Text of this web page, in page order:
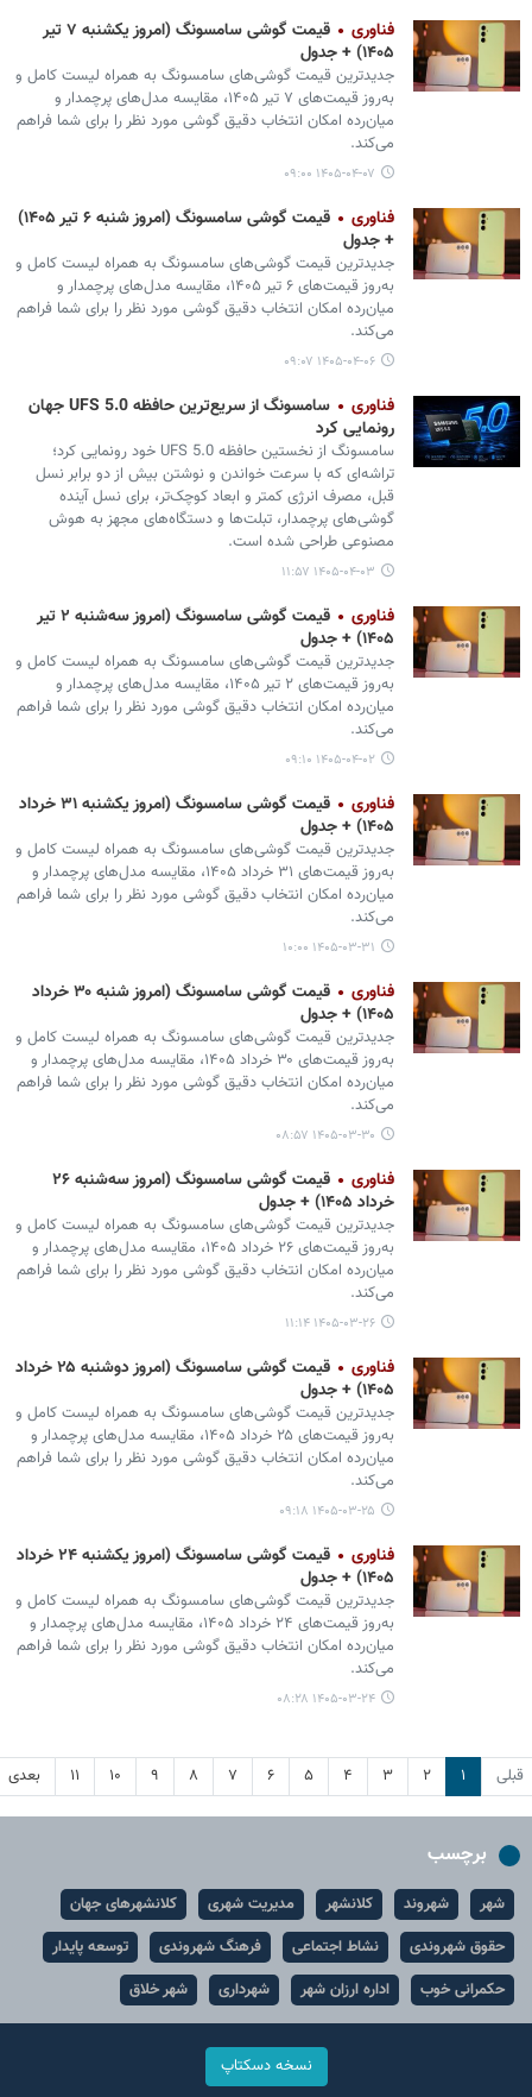
فناوری
قیمت گوشی سامسونگ (امروز یکشنبه ۷ تیر
۱۴۰۵) + جدول
جدیدترین قیمت گوشی‌های سامسونگ به همراه لیست کامل و
به‌روز قیمت‌های ۷ تیر ۱۴۰۵، مقایسه مدل‌های پرچمدار و
میان‌رده امکان انتخاب دقیق گوشی مورد نظر را برای شما فراهم
می‌کند.
۱۴۰۵-۰۴-۰۷ ۰۹:۰۰
فناوری
قیمت گوشی سامسونگ (امروز شنبه ۶ تیر ۱۴۰۵)
+ جدول
جدیدترین قیمت گوشی‌های سامسونگ به همراه لیست کامل و
به‌روز قیمت‌های ۶ تیر ۱۴۰۵، مقایسه مدل‌های پرچمدار و
میان‌رده امکان انتخاب دقیق گوشی مورد نظر را برای شما فراهم
می‌کند.
۱۴۰۵-۰۴-۰۶ ۰۹:۰۷
فناوری
سامسونگ از سریع‌ترین حافظه UFS 5.0 جهان
رونمایی کرد
سامسونگ از نخستین حافظه UFS 5.0 خود رونمایی کرد؛
تراشه‌ای که با سرعت خواندن و نوشتن بیش از دو برابر نسل
قبل، مصرف انرژی کمتر و ابعاد کوچک‌تر، برای نسل آینده
گوشی‌های پرچمدار، تبلت‌ها و دستگاه‌های مجهز به هوش
مصنوعی طراحی شده است.
۱۴۰۵-۰۴-۰۳ ۱۱:۵۷
فناوری
قیمت گوشی سامسونگ (امروز سه‌شنبه ۲ تیر
۱۴۰۵) + جدول
جدیدترین قیمت گوشی‌های سامسونگ به همراه لیست کامل و
به‌روز قیمت‌های ۲ تیر ۱۴۰۵، مقایسه مدل‌های پرچمدار و
میان‌رده امکان انتخاب دقیق گوشی مورد نظر را برای شما فراهم
می‌کند.
۱۴۰۵-۰۴-۰۲ ۰۹:۱۰
فناوری
قیمت گوشی سامسونگ (امروز یکشنبه ۳۱ خرداد
۱۴۰۵) + جدول
جدیدترین قیمت گوشی‌های سامسونگ به همراه لیست کامل و
به‌روز قیمت‌های ۳۱ خرداد ۱۴۰۵، مقایسه مدل‌های پرچمدار و
میان‌رده امکان انتخاب دقیق گوشی مورد نظر را برای شما فراهم
می‌کند.
۱۴۰۵-۰۳-۳۱ ۱۰:۰۰
فناوری
قیمت گوشی سامسونگ (امروز شنبه ۳۰ خرداد
۱۴۰۵) + جدول
جدیدترین قیمت گوشی‌های سامسونگ به همراه لیست کامل و
به‌روز قیمت‌های ۳۰ خرداد ۱۴۰۵، مقایسه مدل‌های پرچمدار و
میان‌رده امکان انتخاب دقیق گوشی مورد نظر را برای شما فراهم
می‌کند.
۱۴۰۵-۰۳-۳۰ ۰۸:۵۷
فناوری
قیمت گوشی سامسونگ (امروز سه‌شنبه ۲۶
خرداد ۱۴۰۵) + جدول
جدیدترین قیمت گوشی‌های سامسونگ به همراه لیست کامل و
به‌روز قیمت‌های ۲۶ خرداد ۱۴۰۵، مقایسه مدل‌های پرچمدار و
میان‌رده امکان انتخاب دقیق گوشی مورد نظر را برای شما فراهم
می‌کند.
۱۴۰۵-۰۳-۲۶ ۱۱:۱۴
فناوری
قیمت گوشی سامسونگ (امروز دوشنبه ۲۵ خرداد
۱۴۰۵) + جدول
جدیدترین قیمت گوشی‌های سامسونگ به همراه لیست کامل و
به‌روز قیمت‌های ۲۵ خرداد ۱۴۰۵، مقایسه مدل‌های پرچمدار و
میان‌رده امکان انتخاب دقیق گوشی مورد نظر را برای شما فراهم
می‌کند.
۱۴۰۵-۰۳-۲۵ ۰۹:۱۸
فناوری
قیمت گوشی سامسونگ (امروز یکشنبه ۲۴ خرداد
۱۴۰۵) + جدول
جدیدترین قیمت گوشی‌های سامسونگ به همراه لیست کامل و
به‌روز قیمت‌های ۲۴ خرداد ۱۴۰۵، مقایسه مدل‌های پرچمدار و
میان‌رده امکان انتخاب دقیق گوشی مورد نظر را برای شما فراهم
می‌کند.
۱۴۰۵-۰۳-۲۴ ۰۸:۲۸
قبلی ۱ ۲ ۳ ۴ ۵ ۶ ۷ ۸ ۹ ۱۰ ۱۱ بعدی
برچسب
شهر شهروند کلانشهر مدیریت شهری
کلانشهرهای جهان
حقوق شهروندی
نشاط اجتماعی فرهنگ شهروندی
توسعه پایدار
حکمرانی خوب
اداره ارزان شهر شهرداری شهر خلاق
نسخه دسکتاپ